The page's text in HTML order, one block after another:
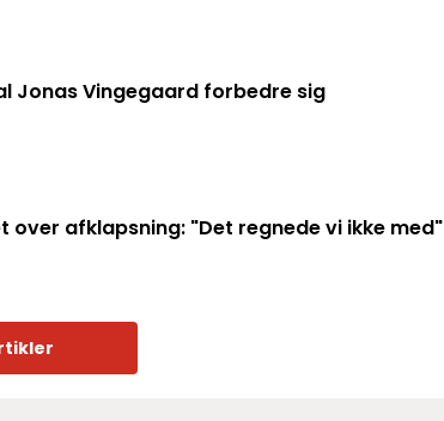
Jonas Vingegaard forbedre sig
afklapsning: "Det regnede vi ikke med"